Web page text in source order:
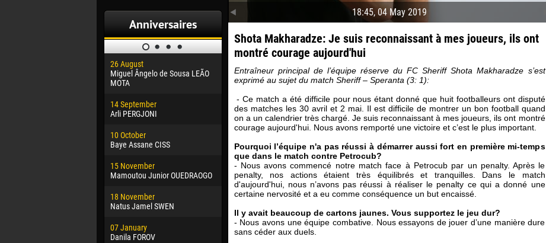
Anniversaires
26 August
Miguel Ângelo de Sousa LEÃO
MOTA
14 September
Arli PERGJONI
10 October
Baye Assane CISS
15 November
Mamoutou Junior OUEDRAOGO
18 November
Natus Jamel SWEN
07 January
Danila FOROV
Dhoraso Moreo KLAS
24 February
Vladislav COSTIN
02 March
Veaceslav COZMA
09 March
Emmanuel AFETSE
20 March
Jayder Moreno ASPRILLA
22 March
Samba KONÉ
Vsevolod NIHAEV
Renat JOSAN
15 June
Konan Jaures-Ulrich LOUKOU
24 June
Victor CIUMAȘU
28 June
Soumaila MAGASSOUBA
10 July
Bourama FOMBA
Emil TIMBUR
24 July
Mihail COROTCOV
27 July
Vladimir FRATEA
18:45, 04 May 2019
Shota Makharadze: Je suis reconnaissant à mes joueurs, ils ont
montré courage aujourd'hui
Entraîneur principal de l’équipe réserve du FC Sheriff Shota Makharadze s’est
exprimé au sujet du match Sheriff – Speranta (3: 1):
- Ce match a été difficile pour nous étant donné que huit footballeurs ont disputé
des matches les 30 avril et 2 mai. Il est difficile de montrer un bon football quand
on a un calendrier très chargé. Je suis reconnaissant à mes joueurs, ils ont montré
courage aujourd'hui. Nous avons remporté une victoire et c’est le plus important.
Pourquoi l’équipe n'a pas réussi à démarrer aussi fort en première mi-temps
que dans le match contre Petrocub?
- Nous avons commencé notre match face à Petrocub par un penalty. Après le
penalty, nos actions étaient très équilibrés et tranquilles. Dans le match
d'aujourd'hui, nous n’avons pas réussi à réaliser le penalty ce qui a donné une
certaine nervosité et a eu comme conséquence un but encaissé.
Il y avait beaucoup de cartons jaunes. Vous supportez le jeu dur?
- Nous avons une équipe combative. Nous essayons de jouer d’une manière dure
sans céder aux duels.